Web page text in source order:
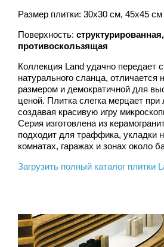
Размер плитки: 30х30 см, 45х45 см
Поверхность: структурированная,
противоскользящая
Коллекция Land удачно передает
натурального сланца,
размером и демократичной для
ценой. Плитка слегка мерцает при
создавая красивую игру
Серия изготовлена из
подходит для траффика, укладки
комнатах, гаражах и зонах около
Загрузить полный каталог плитки